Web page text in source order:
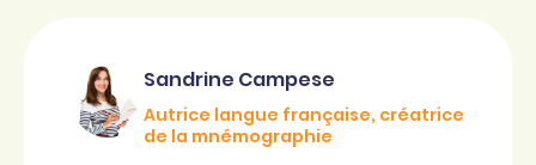
Sandrine Campese
Autrice langue française, créatrice
de la mnémographie